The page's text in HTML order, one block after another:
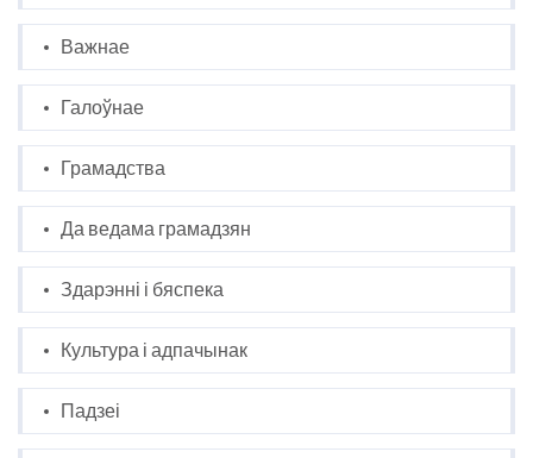
Важнае
Галоўнае
Грамадства
Да ведама грамадзян
Здарэнні і бяспека
Культура і адпачынак
Падзеі